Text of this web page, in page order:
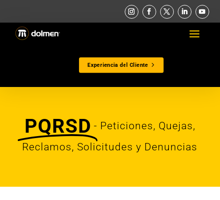
Experiencia del Cliente
PQRSD - Peticiones, Quejas,
Reclamos, Solicitudes y Denuncias